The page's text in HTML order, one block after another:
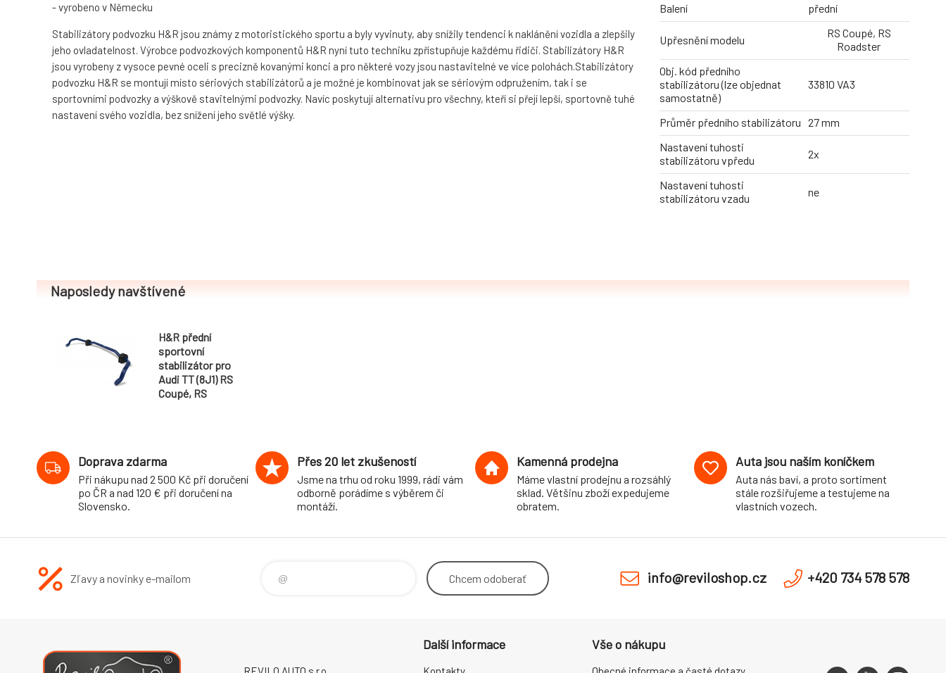
- vyrobeno v Německu
Stabilizátory podvozku H&R jsou známy z motoristického sportu a byly vyvinuty, aby snížily tendenci k naklánění vozidla a zlepšily
jeho ovladatelnost. Výrobce podvozkových komponentů H&R nyní tuto techniku zpřístupňuje každému řidiči. Stabilizátory H&R
jsou vyrobeny z vysoce pevné oceli s precizně kovanými konci a pro některé vozy jsou nastavitelné ve více polohách.Stabilizátory
podvozku H&R se montují místo sériových stabilizátorů a je možné je kombinovat jak se sériovým odpružením, tak i se
sportovními podvozky a výškově stavitelnými podvozky. Navíc poskytují alternativu pro všechny, kteří si přejí lepší, sportovně tuhé
nastavení svého vozidla, bez snížení jeho světlé výšky.
Balení
přední
Upřesnění modelu
RS Coupé, RS
Roadster
Obj. kód předního
stabilizátoru (lze objednat
samostatně)
33810 VA3
Průměr předního stabilizátoru 27 mm
Nastavení tuhosti
stabilizátoru vpředu
2x
Nastavení tuhosti
stabilizátoru vzadu
ne
Naposledy navštívené
H&R přední
sportovní
stabilizátor pro
Audi TT (8J1) RS
Coupé, RS
Doprava zdarma
Při nákupu nad 2 500 Kč při doručení
po ČR a nad 120 € při doručení na
Slovensko.
Přes 20 let zkušeností
Jsme na trhu od roku 1999, rádi vám
odborně porádíme s výběrem či
montáží.
Kamenná prodejna
Máme vlastní prodejnu a rozsáhlý
sklad. Většinu zboží expedujeme
obratem.
Auta jsou naším koníčkem
Auta nás baví, a proto sortiment
stále rozšiřujeme a testujeme na
vlastních vozech.
Zľavy a novinky e-mailom Chcem odoberať info@reviloshop.cz +420 734 578 578
Další informace Vše o nákupu